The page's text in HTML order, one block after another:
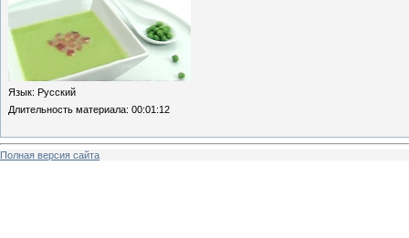
Язык: Русский
Длительность материала: 00:01:12
Полная версия сайта